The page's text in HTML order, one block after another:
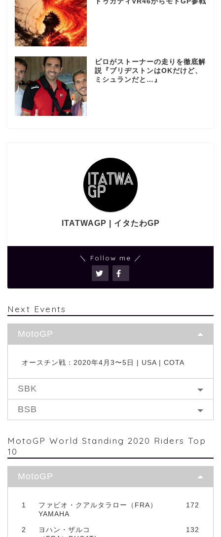
ピロがストーナーの走りを徹底解
説『ブリヂストンはOKだけど、
ミシュランだと…』
ITATWAGP | イタたわGP
＼ Follow me ／
Next Events
MotoGP
オースチン戦：2020年4月3〜5日 | USA | COTA
SBK
BSB
MotoGP World Standing 2020 Riders Top
10
MotoGP
1
ファビオ・クアルタラロー（FRA）
YAMAHA
172
2
ヨハン・ザルコ
132